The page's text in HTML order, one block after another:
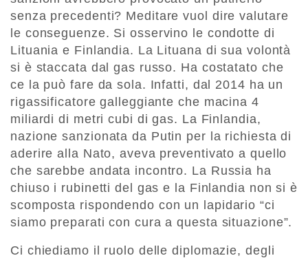
senza precedenti? Meditare vuol dire valutare
le conseguenze. Si osservino le condotte di
Lituania e Finlandia. La Lituana di sua volontà
si è staccata dal gas russo. Ha costatato che
ce la può fare da sola. Infatti, dal 2014 ha un
rigassificatore galleggiante che macina 4
miliardi di metri cubi di gas. La Finlandia,
nazione sanzionata da Putin per la richiesta di
aderire alla Nato, aveva preventivato a quello
che sarebbe andata incontro. La Russia ha
chiuso i rubinetti del gas e la Finlandia non si è
scomposta rispondendo con un lapidario “ci
siamo preparati con cura a questa situazione”.
Ci chiediamo il ruolo delle diplomazie, degli